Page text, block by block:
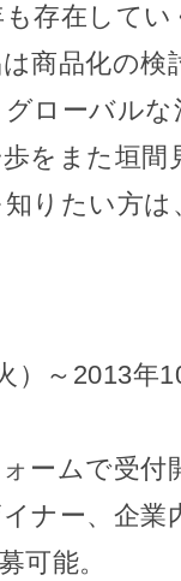
存在して
商品化の検
ローバル
をまた垣
りたい方
）～2013年
ームで受付
ナー、企業
可能。